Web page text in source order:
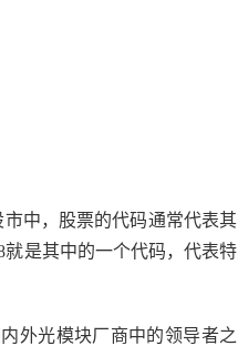
中，股票的代码通常代表其
是其中的一个代码，代表特
外光模块厂商中的领导者之